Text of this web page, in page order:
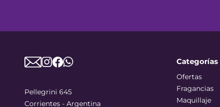
Pellegrini 645
Corrientes - Argentina
Categorías
Ofertas
Fragancias
Maquillaje